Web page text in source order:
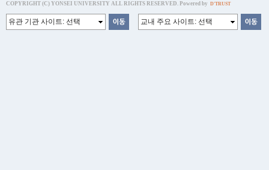
COPYRIGHT (C) YONSEI UNIVERSITY ALL RIGHTS RESERVED. Powered by D'TRUST